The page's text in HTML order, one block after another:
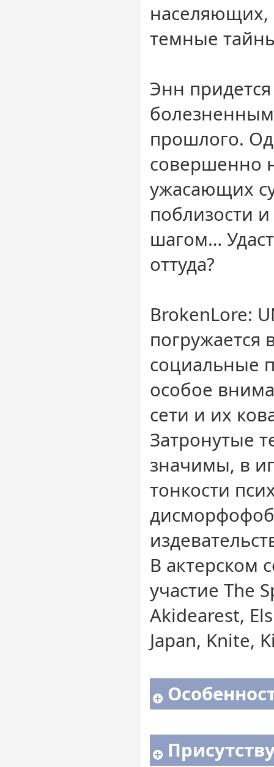
населяющих,
темные
Энн
прошлого.
совершенно
ужасающих
поблизости
шагом…
оттуда?
BrokenLore:
погружается
социальные
особое
сети и их
Затронутые
значимы, в
тонкости
В актерском
участие The
Akidearest,
Japan, Knite,